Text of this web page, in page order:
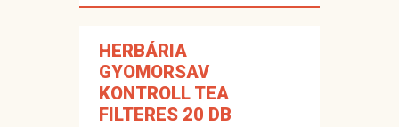
HERBÁRIA
GYOMORSAV
KONTROLL TEA
FILTERES 20 DB